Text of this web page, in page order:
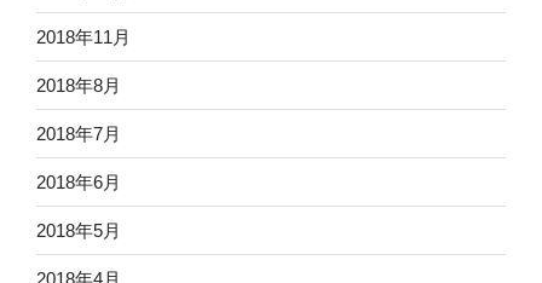
2018年11月
2018年8月
2018年7月
2018年6月
2018年5月
2018年4月